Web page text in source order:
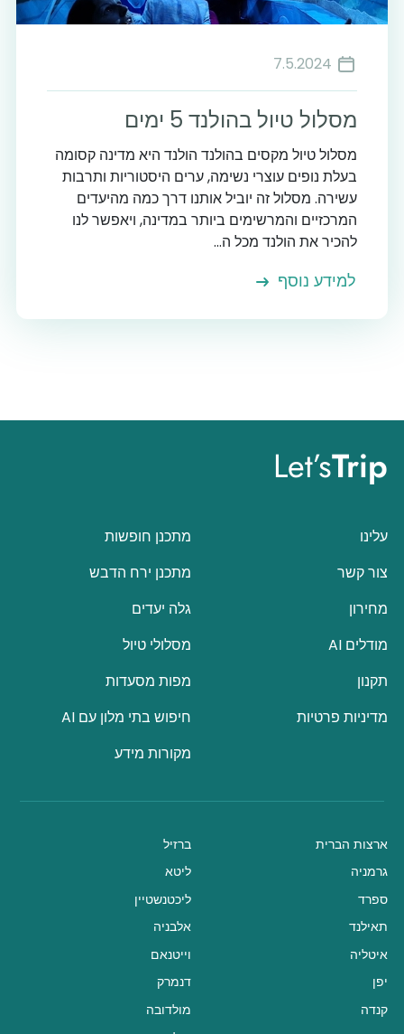
7.5.2024
מסלול טיול בהולנד 5 ימים
מסלול טיול מקסים בהולנד הולנד היא מדינה קסומה
בעלת נופים עוצרי נשימה, ערים היסטוריות ותרבות
עשירה. מסלול זה יוביל אותנו דרך כמה מהיעדים
המרכזיים והמרשימים ביותר במדינה, ויאפשר לנו
להכיר את הולנד מכל ה...
למידע נוסף
Let’sTrip
עלינו
צור קשר
מחירון
מודלים AI
תקנון
מדיניות פרטיות
מתכנן חופשות
מתכנן ירח הדבש
גלה יעדים
מסלולי טיול
מפות מסעדות
חיפוש בתי מלון עם AI
מקורות מידע
ארצות הברית
גרמניה
ספרד
תאילנד
איטליה
יפן
קנדה
ברזיל
ליטא
ליכטנשטיין
אלבניה
וייטנאם
דנמרק
מולדובה